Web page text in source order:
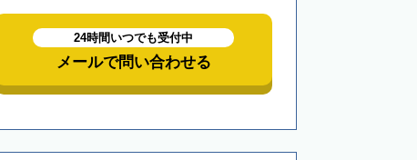
24時間いつでも受付中
メールで問い合わせる